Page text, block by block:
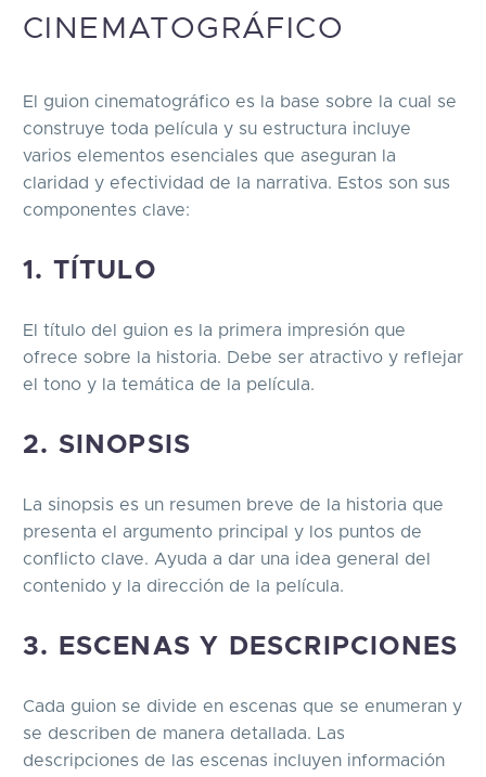
CINEMATOGRÁFICO
El guion cinematográfico es la base sobre la cual se
construye toda película y su estructura incluye
varios elementos esenciales que aseguran la
claridad y efectividad de la narrativa. Estos son sus
componentes clave:
1. TÍTULO
El título del guion es la primera impresión que
ofrece sobre la historia. Debe ser atractivo y reflejar
el tono y la temática de la película.
2. SINOPSIS
La sinopsis es un resumen breve de la historia que
presenta el argumento principal y los puntos de
conflicto clave. Ayuda a dar una idea general del
contenido y la dirección de la película.
3. ESCENAS Y DESCRIPCIONES
Cada guion se divide en escenas que se enumeran y
se describen de manera detallada. Las
descripciones de las escenas incluyen información